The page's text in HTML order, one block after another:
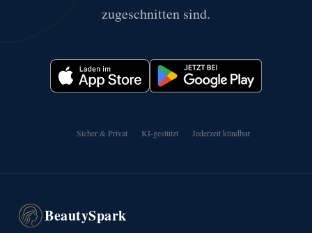
zugeschnitten sind.
Sicher & Privat KI-gestützt Jederzeit kündbar
BeautySpark